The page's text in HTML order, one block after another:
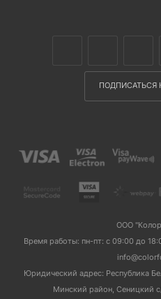
ПОДПИСАТЬСЯ
ООО
Время работы: пн-пт: с 09:00 до
Юридический адрес: Республика
Минский район, Сеницкий